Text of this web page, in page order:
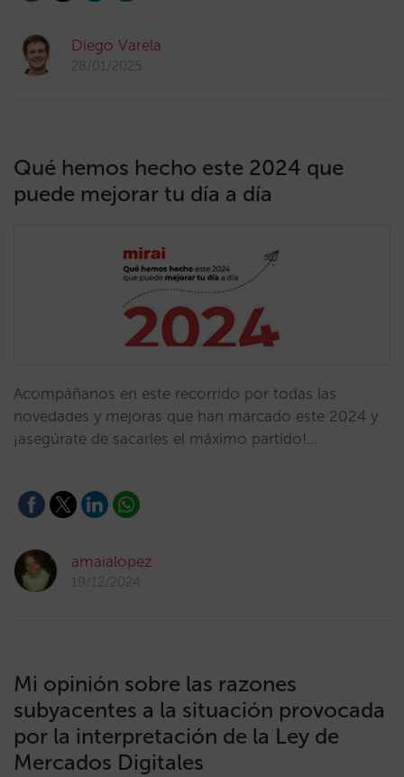
Diego Varela
28/01/2025
Qué hemos hecho este 2024 que
puede mejorar tu día a día
Acompáñanos en este recorrido por todas las
novedades y mejoras que han marcado este 2024 y
¡asegúrate de sacarles el máximo partido!…
amaialopez
19/12/2024
Mi opinión sobre las razones
subyacentes a la situación provocada
por la interpretación de la Ley de
Mercados Digitales